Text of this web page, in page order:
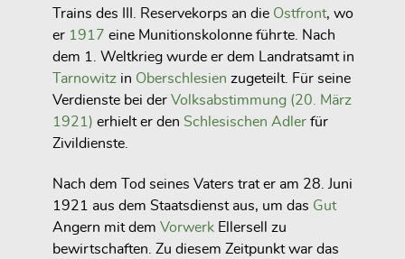
Trains des III. Reservekorps an die Ostfront, wo
er 1917 eine Munitionskolonne führte. Nach
dem 1. Weltkrieg wurde er dem Landratsamt in
Tarnowitz in Oberschlesien zugeteilt. Für seine
Verdienste bei der Volksabstimmung (20. März
1921) erhielt er den Schlesischen Adler für
Zivildienste.
Nach dem Tod seines Vaters trat er am 28. Juni
1921 aus dem Staatsdienst aus, um das Gut
Angern mit dem Vorwerk Ellersell zu
bewirtschaften. Zu diesem Zeitpunkt war das